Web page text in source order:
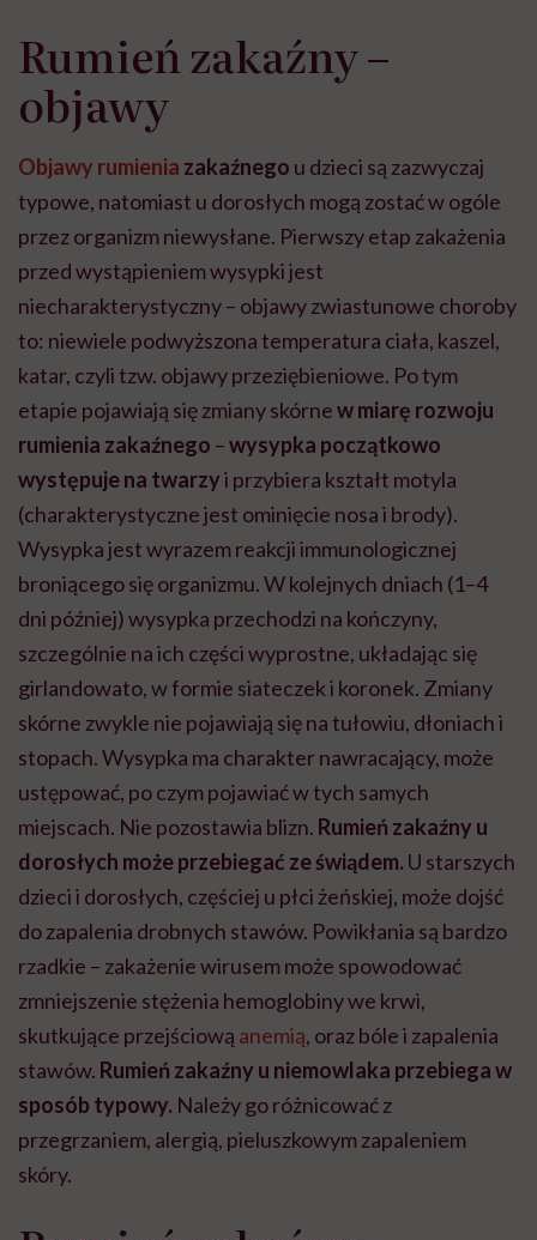
Rumień zakaźny –
objawy
Objawy rumienia zakaźnego u dzieci są zazwyczaj
typowe, natomiast u dorosłych mogą zostać w ogóle
przez organizm niewysłane. Pierwszy etap zakażenia
przed wystąpieniem wysypki jest
niecharakterystyczny – objawy zwiastunowe choroby
to: niewiele podwyższona temperatura ciała, kaszel,
katar, czyli tzw. objawy przeziębieniowe. Po tym
etapie pojawiają się zmiany skórnew miarę rozwoju
rumienia zakaźnego –wysypka początkowo
występuje na twarzyi przybiera kształt motyla
(charakterystyczne jest ominięcie nosa i brody).
Wysypka jest wyrazem reakcji immunologicznej
broniącego się organizmu.W kolejnych dniach (1–4
dni później) wysypka przechodzi na kończyny,
szczególnie na ich części wyprostne, układając się
girlandowato, w formie siateczek i koronek. Zmiany
skórne zwykle nie pojawiają się na tułowiu, dłoniach i
stopach. Wysypka ma charakter nawracający, może
ustępować, po czym pojawiać w tych samych
miejscach. Nie pozostawia blizn. Rumień zakaźny u
dorosłych może przebiegać ze świądem. U starszych
dzieci i dorosłych, częściej u płci żeńskiej, może dojść
do zapalenia drobnych stawów. Powikłania są bardzo
rzadkie – zakażenie wirusem może spowodować
zmniejszenie stężenia hemoglobiny we krwi,
skutkujące przejściową anemią, oraz bóle i zapalenia
stawów. Rumień zakaźny u niemowlaka przebiega w
sposób typowy. Należy go różnicować z
przegrzaniem, alergią, pieluszkowym zapaleniem
skóry.